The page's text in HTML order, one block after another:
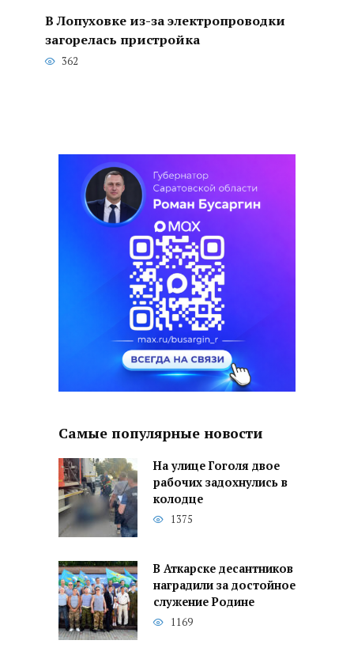
В Лопуховке из-за электропроводки
загорелась пристройка
362
Самые популярные новости
На улице Гоголя двое
рабочих задохнулись в
колодце
1375
В Аткарске десантников
наградили за достойное
служение Родине
1169